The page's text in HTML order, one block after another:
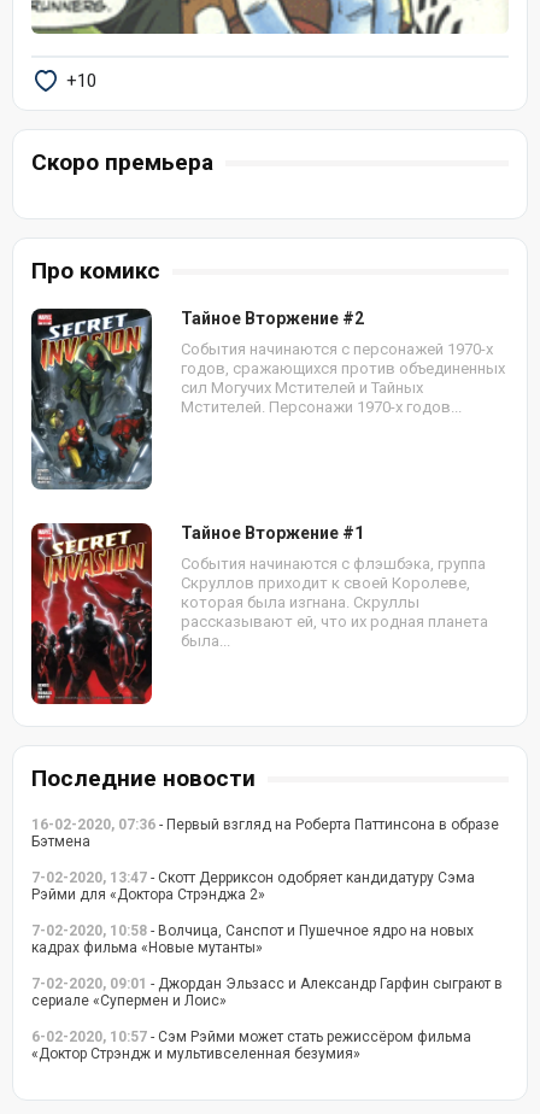
+10
Скоро премьера
Про комикс
Тайное Вторжение #2
События начинаются с персонажей 1970-х
годов, сражающихся против объединенных
сил Могучих Мстителей и Тайных
Мстителей. Персонажи 1970-х годов...
Тайное Вторжение #1
События начинаются с флэшбэка, группа
Скруллов приходит к своей Королеве,
которая была изгнана. Скруллы
рассказывают ей, что их родная планета
была...
Последние новости
16-02-2020, 07:36 - Первый взгляд на Роберта Паттинсона в образе
Бэтмена
7-02-2020, 13:47 - Скотт Дерриксон одобряет кандидатуру Сэма
Рэйми для «Доктора Стрэнджа 2»
7-02-2020, 10:58 - Волчица, Санспот и Пушечное ядро на новых
кадрах фильма «Новые мутанты»
7-02-2020, 09:01 - Джордан Эльзасс и Александр Гарфин сыграют в
сериале «Супермен и Лоис»
6-02-2020, 10:57 - Сэм Рэйми может стать режиссёром фильма
«Доктор Стрэндж и мультивселенная безумия»